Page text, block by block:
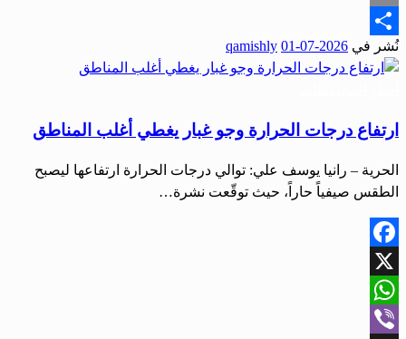
Email
Share
نُشر في 2026-07-01
qamishly
ارتفاع درجات الحرارة وجو غبار يغطي أغلب المناطق
الحرية – رانيا يوسف علي: توالي درجات الحرارة ارتفاعها ليصبح
الطقس صيفياً حاراً، حيث توقّعت نشرة…
Facebook
X
WhatsApp